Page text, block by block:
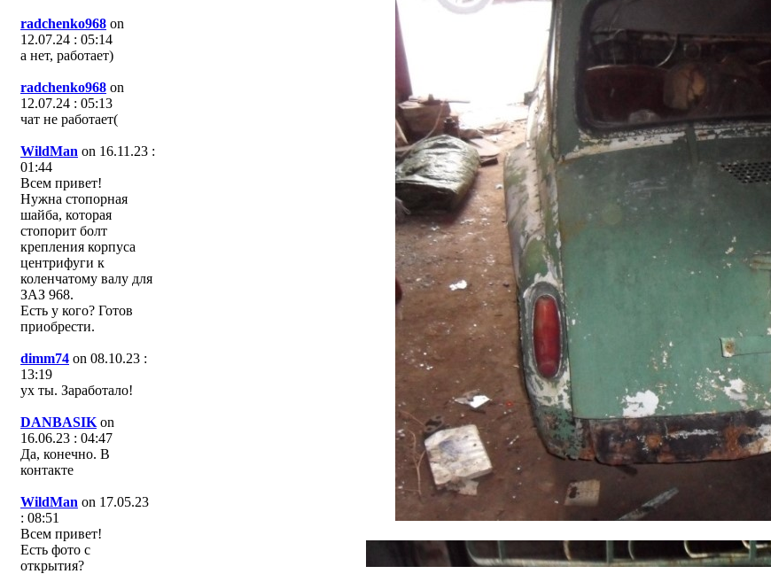
radchenko968 on
12.07.24 : 05:14
а нет, работает)
radchenko968 on
12.07.24 : 05:13
чат не работает(
WildMan on 16.11.23 :
01:44
Всем привет!
Нужна стопорная
шайба, которая
стопорит болт
крепления корпуса
центрифуги к
коленчатому валу для
ЗАЗ 968.
Есть у кого? Готов
приобрести.
dimm74 on 08.10.23 :
13:19
ух ты. Заработало!
DANBASIK on
16.06.23 : 04:47
Да, конечно. В
контакте
WildMan on 17.05.23
: 08:51
Всем привет!
Есть фото с
открытия?